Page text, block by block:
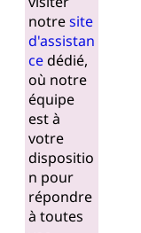
notresite
d'assistan
cedédié,
où notre
équipe
est à
votre
dispositio
n pour
répondre
à toutes